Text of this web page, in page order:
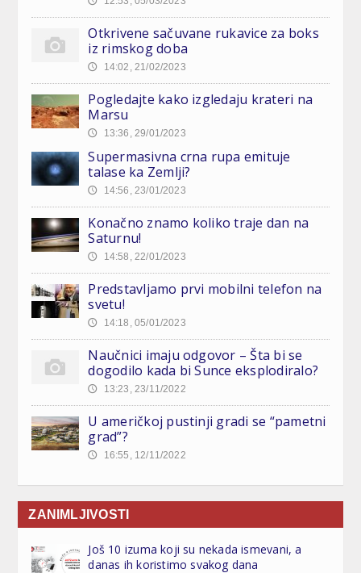
Otkrivene sačuvane rukavice za boks
iz rimskog doba
🕔 14:02, 21/02/2023
Pogledajte kako izgledaju krateri na
Marsu
🕔 13:36, 29/01/2023
Supermasivna crna rupa emituje
talase ka Zemlji?
🕔 14:56, 23/01/2023
Konačno znamo koliko traje dan na
Saturnu!
🕔 14:58, 22/01/2023
Predstavljamo prvi mobilni telefon na
svetu!
🕔 14:18, 05/01/2023
Naučnici imaju odgovor – Šta bi se
dogodilo kada bi Sunce eksplodiralo?
🕔 13:23, 23/11/2022
U američkoj pustinji gradi se “pametni
grad”?
🕔 16:55, 12/11/2022
ZANIMLJIVOSTI
Još 10 izuma koji su nekada ismevani, a
danas ih koristimo svakog dana